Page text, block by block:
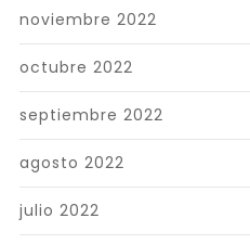
noviembre 2022
octubre 2022
septiembre 2022
agosto 2022
julio 2022